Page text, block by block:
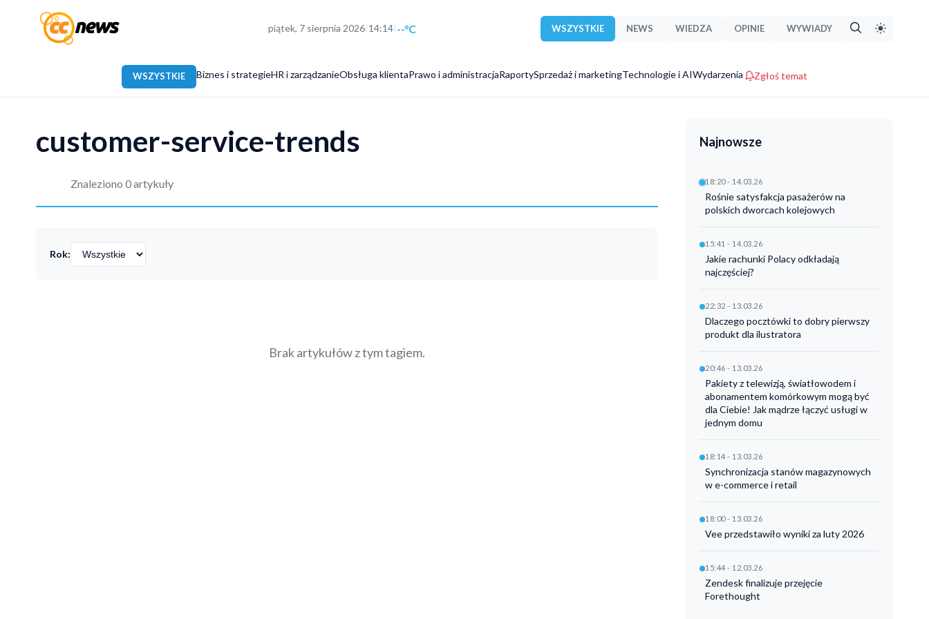
piątek, 7 sierpnia 2026|14:14|--°C WSZYSTKIE NEWS WIEDZA OPINIE WYWIADY
WSZYSTKIE Biznes i strategieHR i zarządzanieObsługa klientaPrawo i administracjaRaportySprzedaż i marketingTechnologie i AIWydarzenia Zgłoś temat
customer-service-trends
Znaleziono 0 artykuły
Rok:
Brak artykułów z tym tagiem.
Najnowsze
18:20 - 14.03.26
Rośnie satysfakcja pasażerów na
polskich dworcach kolejowych
15:41 - 14.03.26
Jakie rachunki Polacy odkładają
najczęściej?
22:32 - 13.03.26
Dlaczego pocztówki to dobry pierwszy
produkt dla ilustratora
20:46 - 13.03.26
Pakiety z telewizją, światłowodem i
abonamentem komórkowym mogą być
dla Ciebie! Jak mądrze łączyć usługi w
jednym domu
18:14 - 13.03.26
Synchronizacja stanów magazynowych
w e-commerce i retail
18:00 - 13.03.26
Vee przedstawiło wyniki za luty 2026
15:44 - 12.03.26
Zendesk finalizuje przejęcie
Forethought